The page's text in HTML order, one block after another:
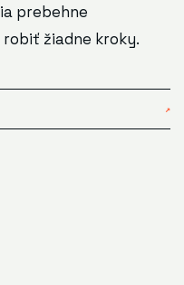
prebehne
žiadne kroky.
↗